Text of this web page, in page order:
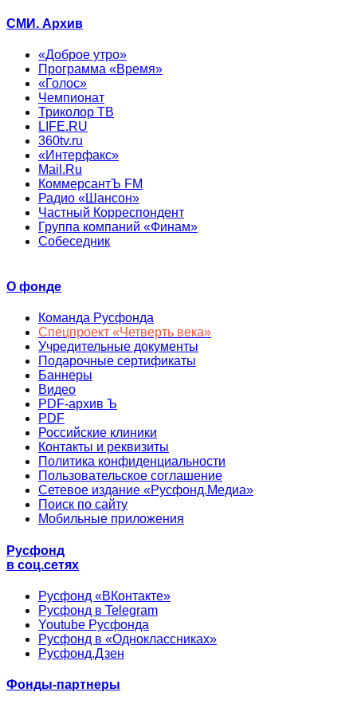
СМИ. Архив
«Доброе утро»
Программа «Время»
«Голос»
Чемпионат
Триколор ТВ
LIFE.RU
360tv.ru
«Интерфакс»
Mail.Ru
КоммерсантЪ FM
Радио «Шансон»
Частный Корреспондент
Группа компаний «Финам»
Собеседник
О фонде
Команда Русфонда
Спецпроект «Четверть века»
Учредительные документы
Подарочные сертификаты
Баннеры
Видео
PDF-архив Ъ
PDF
Российские клиники
Контакты и реквизиты
Политика конфиденциальности
Пользовательское соглашение
Сетевое издание «Русфонд.Медиа»
Поиск по сайту
Мобильные приложения
Русфонд
в соц.сетях
Русфонд «ВКонтакте»
Русфонд в Telegram
Youtube Русфонда
Русфонд в «Одноклассниках»
Русфонд.Дзен
Фонды-партнеры